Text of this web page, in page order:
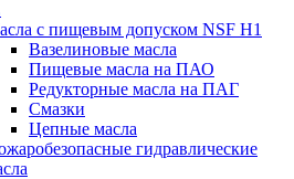
с пищевым допуском NSF H1
Вазелиновые масла
Пищевые масла на ПАО
Редукторные масла на ПАГ
Смазки
Цепные масла
гидравлические